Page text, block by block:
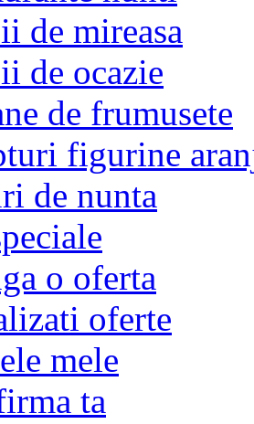
de mireasa
de ocazie
de frumusete
figurine
de nunta
o oferta
oferte
mele
ta